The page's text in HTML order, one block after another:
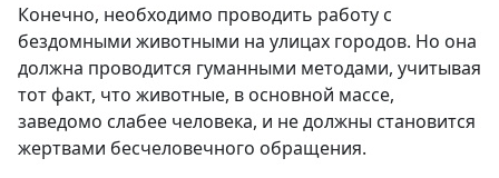
Конечно, необходимо проводить работу с
бездомными животными на улицах городов. Но она
должна проводится гуманными методами, учитывая
тот факт, что животные, в основной массе,
заведомо слабее человека, и не должны становится
жертвами бесчеловечного обращения.